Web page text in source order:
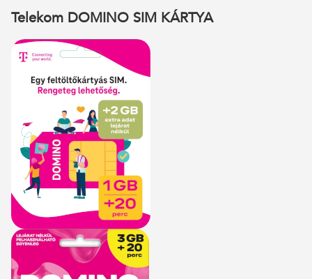
Telekom DOMINO SIM KÁRTYA